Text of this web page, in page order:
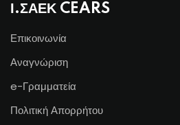
Ι.ΣΑΕΚ CEARS
Επικοινωνία
Αναγνώριση
e-Γραμματεία
Πολιτική Απορρήτου